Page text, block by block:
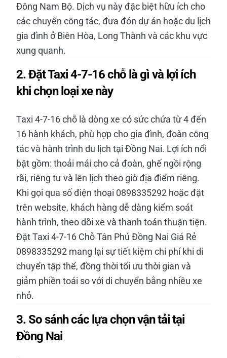
Đông Nam Bộ. Dịch vụ này đặc biệt hữu ích cho
các chuyến công tác, đưa đón dự án hoặc du lịch
gia đình ở Biên Hòa, Long Thành và các khu vực
xung quanh.
2. Đặt Taxi 4-7-16 chỗ là gì và lợi ích
khi chọn loại xe này
Taxi 4-7-16 chỗ là dòng xe có sức chứa từ 4 đến
16 hành khách, phù hợp cho gia đình, đoàn công
tác và hành trình du lịch tại Đồng Nai. Lợi ích nổi
bật gồm: thoải mái cho cả đoàn, ghế ngồi rộng
rãi, riêng tư và lên lịch theo giờ địa điểm riêng.
Khi gọi qua số điện thoại 0898335292 hoặc đặt
trên website, khách hàng dễ dàng kiểm soát
hành trình, theo dõi xe và thanh toán thuận tiện.
Đặt Taxi 4-7-16 Chỗ Tân Phú Đồng Nai Giá Rẻ
0898335292 mang lại sự tiết kiệm chi phí khi di
chuyển tập thể, đồng thời tối ưu thời gian và
giảm phiền toái so với di chuyển bằng nhiều xe
nhỏ.
3. So sánh các lựa chọn vận tải tại
Đồng Nai